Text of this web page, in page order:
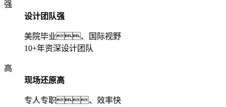
强
设计团队强
美院毕业、国际视野
10+年资深设计团队
高
现场还原高
专人专职、效率快